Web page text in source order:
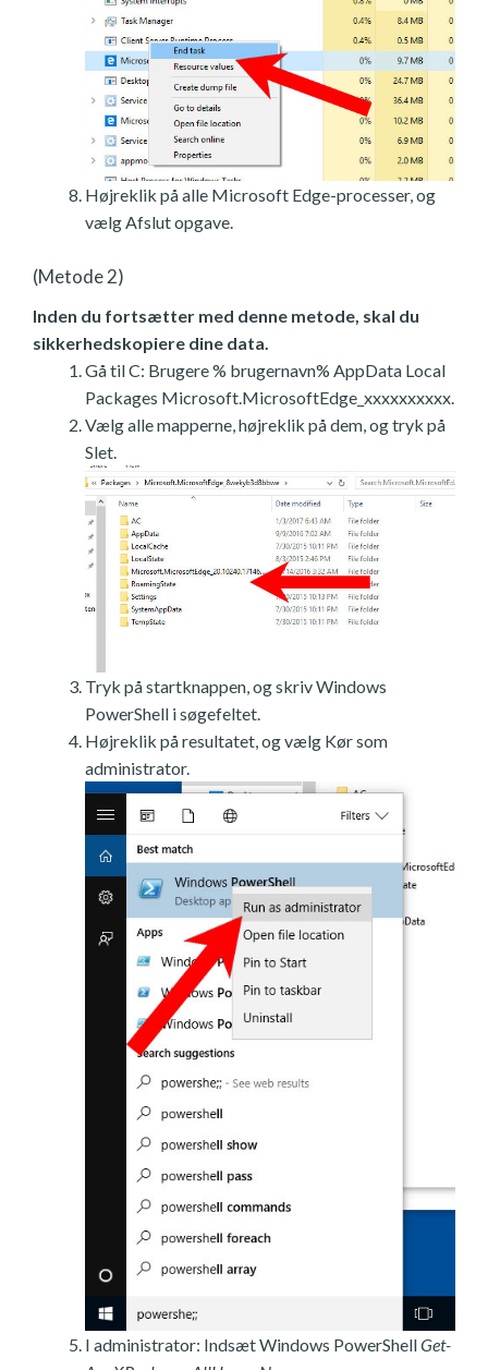
Højreklik på alle Microsoft Edge-processer, og
vælg Afslut opgave.
(Metode 2)
Inden du fortsætter med denne metode, skal du
sikkerhedskopiere dine data.
Gå til C: Brugere % brugernavn% AppData Local
Packages Microsoft.MicrosoftEdge_xxxxxxxxxx.
Vælg alle mapperne, højreklik på dem, og tryk på
Slet.
Tryk på startknappen, og skriv Windows
PowerShell i søgefeltet.
Højreklik på resultatet, og vælg Kør som
administrator.
I administrator: Indsæt Windows PowerShellGet-